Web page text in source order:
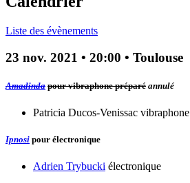
Liste des évènements
23 nov. 2021 • 20:00 • Toulouse
Amadinda pour vibraphone préparé annulé
Patricia Ducos-Venissac vibraphone
Ipnosi pour électronique
Adrien Trybucki électronique